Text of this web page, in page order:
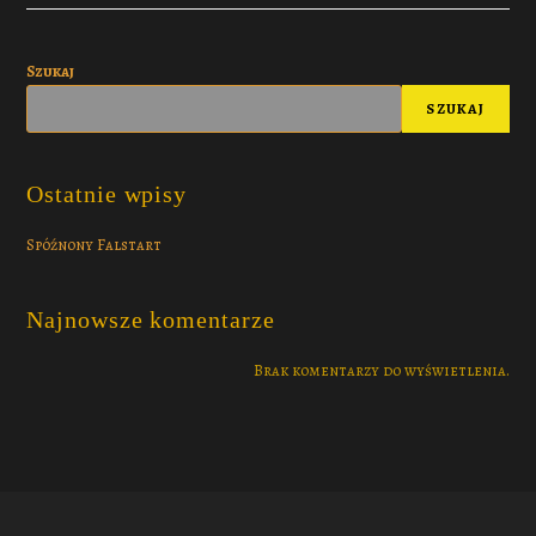
Szukaj
SZUKAJ
Ostatnie wpisy
Spóźnony Falstart
Najnowsze komentarze
Brak komentarzy do wyświetlenia.